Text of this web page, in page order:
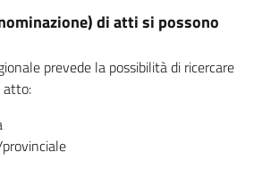
di atti si possono
prevede la possibilità di ricercare
atto: